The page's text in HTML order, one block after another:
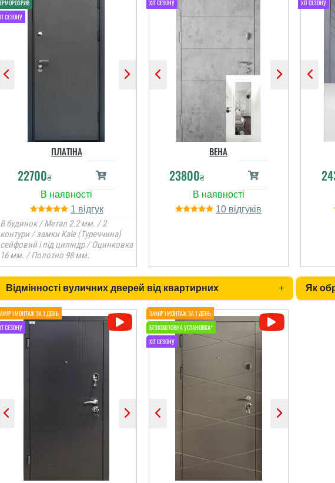
ПЛАТІНА
22700₴
1
В будинок / Метал 2.2 мм. / 2
контури / замки Kale (Туреччина)
сейфовий і під циліндр / Оцинковка
16 мм. / Полотно 98 мм.
ВЕНА
23800₴
10
Відмінності вуличних дверей від квартирних + Як